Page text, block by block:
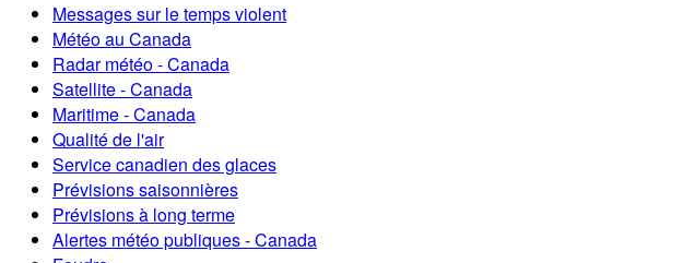
Messages sur le temps violent
Météo au Canada
Radar météo - Canada
Satellite - Canada
Maritime - Canada
Qualité de l'air
Service canadien des glaces
Prévisions saisonnières
Prévisions à long terme
Alertes météo publiques - Canada